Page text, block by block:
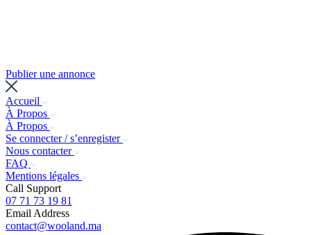
Publier une annonce
Accueil
À Propos
À Propos
Se connecter / s’enregister
Nous contacter
FAQ
Mentions légales
Call Support
07 71 73 19 81
Email Address
contact@wooland.ma